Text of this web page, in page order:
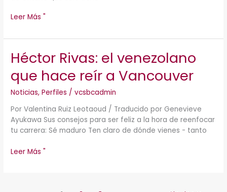
Leer Más "
Héctor Rivas: el venezolano
que hace reír a Vancouver
Noticias,Perfiles /vcsbcadmin
Por Valentina Ruiz Leotaoud / Traducido por Genevieve
Ayukawa Sus consejos para ser feliz a la hora de reenfocar
tu carrera: Sé maduro Ten claro de dónde vienes - tanto
Héctor
Rivas:
el
venezolano
que
hace
reír
a
Leer Más "